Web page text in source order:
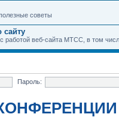
советы
работой веб-сайта МТСС, в том
Пароль: